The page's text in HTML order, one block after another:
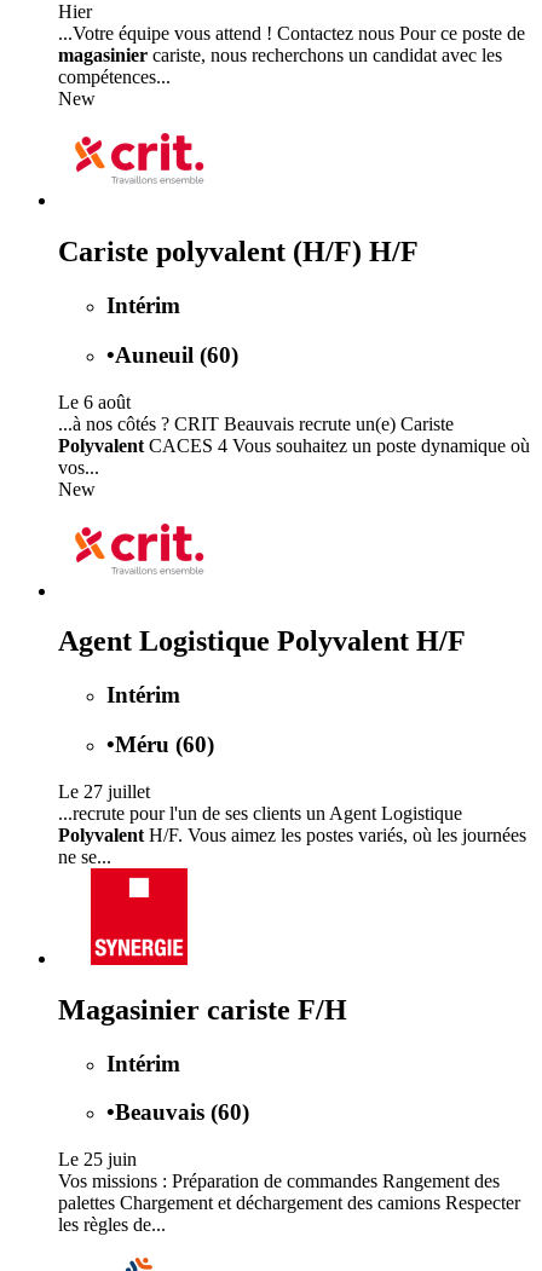
Hier
...Votre équipe vous attend ! Contactez nous Pour ce poste de
magasinier cariste, nous recherchons un candidat avec les
compétences...
New
Cariste polyvalent (H/F) H/F
Intérim
•Auneuil (60)
Le 6 août
...à nos côtés ? CRIT Beauvais recrute un(e) Cariste
Polyvalent CACES 4 Vous souhaitez un poste dynamique où
vos...
New
Agent Logistique Polyvalent H/F
Intérim
•Méru (60)
Le 27 juillet
...recrute pour l'un de ses clients un Agent Logistique
Polyvalent H/F. Vous aimez les postes variés, où les journées
ne se...
Magasinier cariste F/H
Intérim
•Beauvais (60)
Le 25 juin
Vos missions : Préparation de commandes Rangement des
palettes Chargement et déchargement des camions Respecter
les règles de...